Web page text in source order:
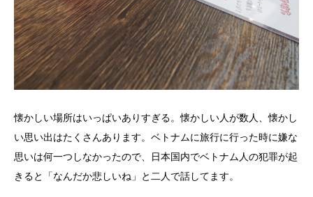
懐かしい場所はいっぱいありすぎる。懐かしい人が数人、懐かし
い思い出はたくさんあります。ベトナムに旅行に行った時に嫌な
思いは何一つしなかったので、日本国内でベトナム人の犯罪が起
きると「なんだか悲しいね」と二人で話してます。